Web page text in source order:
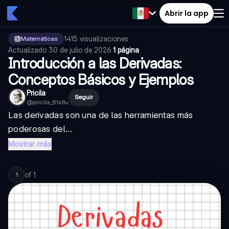
Abrir la app
Matemáticas 1415 visualizaciones·
Actualizado 30 de julio de 2026·1 página
Introducción a las Derivadas:
Conceptos Básicos y Ejemplos
Pricila
@pricila_81x8u
Seguir
Las derivadas son una de las herramientas más
poderosas del...
Mostrar más
1 of 1